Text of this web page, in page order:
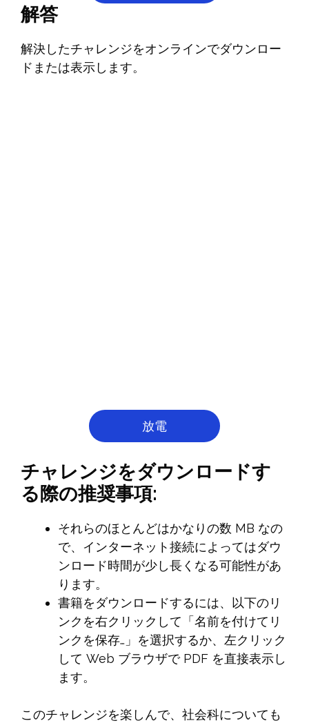
解答
解決したチャレンジをオンラインでダウンロー
ドまたは表示します。
放電
チャレンジをダウンロードす
る際の推奨事項:
それらのほとんどはかなりの数 MB なの
で、インターネット接続によってはダウ
ンロード時間が少し長くなる可能性があ
ります。
書籍をダウンロードするには、以下のリ
ンクを右クリックして「名前を付けてリ
ンクを保存…」を選択するか、左クリック
して Web ブラウザで PDF を直接表示し
ます。
このチャレンジを楽しんで、社会科についても